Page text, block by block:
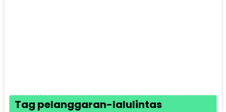
Tag pelanggaran-lalulintas